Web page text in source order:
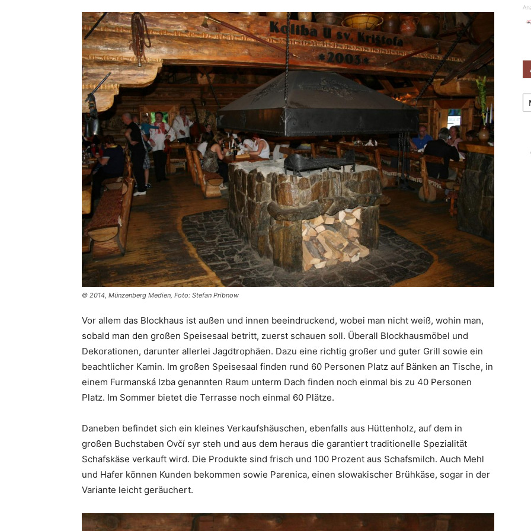
© 2014, Münzenberg Medien, Foto: Stefan Pribnow
Vor allem das Blockhaus ist außen und innen beeindruckend, wobei man nicht weiß, wohin man,
sobald man den großen Speisesaal betritt, zuerst schauen soll. Überall Blockhausmöbel und
Dekorationen, darunter allerlei Jagdtrophäen. Dazu eine richtig großer und guter Grill sowie ein
beachtlicher Kamin. Im großen Speisesaal finden rund 60 Personen Platz auf Bänken an Tische, in
einem Furmanská Izba genannten Raum unterm Dach finden noch einmal bis zu 40 Personen
Platz. Im Sommer bietet die Terrasse noch einmal 60 Plätze.
Daneben befindet sich ein kleines Verkaufshäuschen, ebenfalls aus Hüttenholz, auf dem in
großen Buchstaben Ovčí syr steh und aus dem heraus die garantiert traditionelle Spezialität
Schafskäse verkauft wird. Die Produkte sind frisch und 100 Prozent aus Schafsmilch. Auch Mehl
und Hafer können Kunden bekommen sowie Parenica, einen slowakischer Brühkäse, sogar in der
Variante leicht geräuchert.